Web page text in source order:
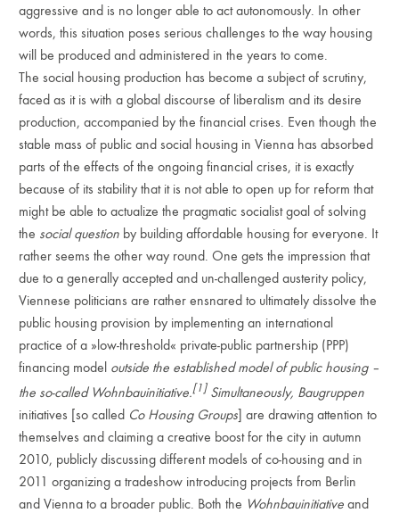
aggressive and is no longer able to act autonomously. In other
words, this situation poses serious challenges to the way housing
will be produced and administered in the years to come.
The social housing production has become a subject of scrutiny,
faced as it is with a global discourse of liberalism and its desire
production, accompanied by the financial crises. Even though the
stable mass of public and social housing in Vienna has absorbed
parts of the effects of the ongoing financial crises, it is exactly
because of its stability that it is not able to open up for reform that
might be able to actualize the pragmatic socialist goal of solving
the social question by building affordable housing for everyone. It
rather seems the other way round. One gets the impression that
due to a generally accepted and un-challenged austerity policy,
Viennese politicians are rather ensnared to ultimately dissolve the
public housing provision by implementing an international
practice of a »low-threshold« private-public partnership (PPP)
financing model outside the established model of public housing –
the so-called Wohnbauinitiative.[1]Simultaneously, Baugruppen
initiatives [so called Co Housing Groups] are drawing attention to
themselves and claiming a creative boost for the city in autumn
2010, publicly discussing different models of co-housing and in
2011 organizing a tradeshow introducing projects from Berlin
and Vienna to a broader public. Both the Wohnbauinitiative and